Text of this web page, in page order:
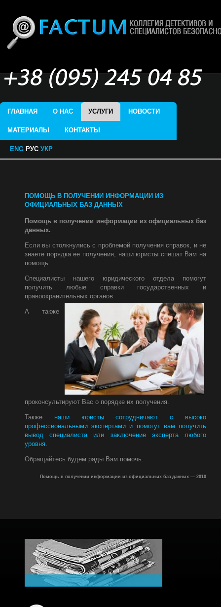
ГЛАВНАЯ О НАС УСЛУГИ НОВОСТИ
МАТЕРИАЛЫ КОНТАКТЫ
ENG РУС УКР
ПОМОЩЬ В ПОЛУЧЕНИИ ИНФОРМАЦИИ ИЗ
ОФИЦИАЛЬНЫХ БАЗ ДАННЫХ
Помощь в получении информации из официальных баз
данных.
Если вы столкнулись с проблемой получения справок, и не
знаете порядка ее получения, наши юристы спешат Вам на
помощь.
Специалисты нашего юридического отдела помогут
получить любые справки государственных и
правоохранительных органов.
А также
проконсультируют Вас о порядке их получения.
Также наши юристы сотрудничают с высоко
профессиональными экспертами и помогут вам получить
вывод специалиста или заключение эксперта любого
уровня.
Обращайтесь будем рады Вам помочь.
Помощь в получении информации из официальных баз данных — 2010